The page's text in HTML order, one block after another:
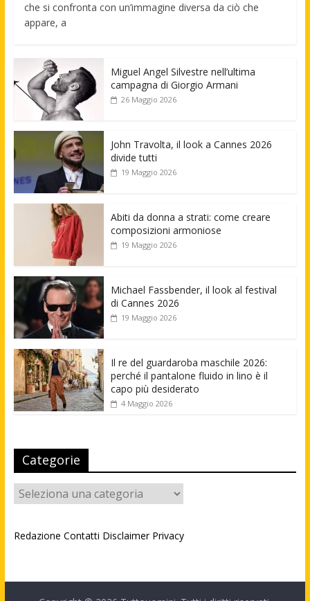
che si confronta con un’immagine diversa da ciò che
appare, a
Miguel Angel Silvestre nell’ultima
campagna di Giorgio Armani
26 Maggio 2026
John Travolta, il look a Cannes 2026
divide tutti
19 Maggio 2026
Abiti da donna a strati: come creare
composizioni armoniose
19 Maggio 2026
Michael Fassbender, il look al festival
di Cannes 2026
19 Maggio 2026
Il re del guardaroba maschile 2026:
perché il pantalone fluido in lino è il
capo più desiderato
4 Maggio 2026
Categorie
Categorie
Redazione Contatti Disclaimer Privacy